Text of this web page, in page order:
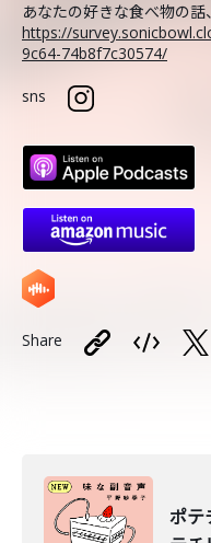
あなたの好きな食べ物の話
https://
9c64-74b8f7c30574/
sns
Share
ポテ